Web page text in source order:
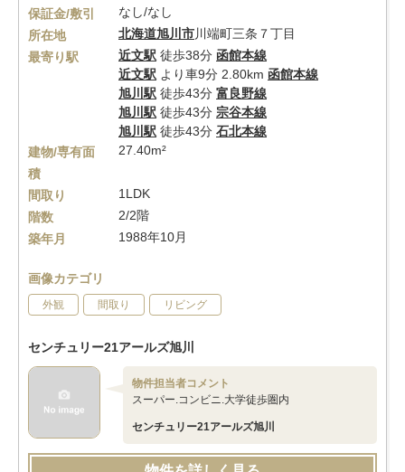
保証金/敷引
なし/なし
所在地
北海道旭川市川端町三条７丁目
最寄り駅
近文駅 徒歩38分 函館本線
近文駅 より車9分 2.80km 函館本線
旭川駅 徒歩43分 富良野線
旭川駅 徒歩43分 宗谷本線
旭川駅 徒歩43分 石北本線
建物/専有面
積
27.40m²
間取り
1LDK
階数
2/2階
築年月
1988年10月
画像カテゴリ
外観 間取り リビング
センチュリー21アールズ旭川
物件担当者コメント
スーパー.コンビニ.大学徒歩圏内
センチュリー21アールズ旭川